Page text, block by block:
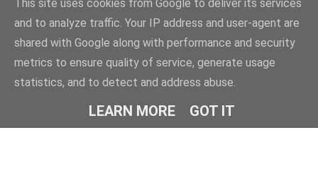
Använder Blogger
This site uses cookies from Google to deliver its services
and to analyze traffic. Your IP address and user-agent are
shared with Google along with performance and security
metrics to ensure quality of service, generate usage
statistics, and to detect and address abuse.
LEARN MORE GOT IT